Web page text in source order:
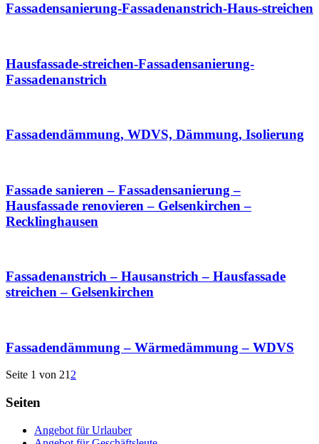
Fassadensanierung-Fassadenanstrich-Haus-streichen
Hausfassade-streichen-Fassadensanierung-
Fassadenanstrich
Fassadendämmung, WDVS, Dämmung, Isolierung
Fassade sanieren – Fassadensanierung –
Hausfassade renovieren – Gelsenkirchen –
Recklinghausen
Fassadenanstrich – Hausanstrich – Hausfassade
streichen – Gelsenkirchen
Fassadendämmung – Wärmedämmung – WDVS
Seite 1 von 21 2
Seiten
Angebot für Urlauber